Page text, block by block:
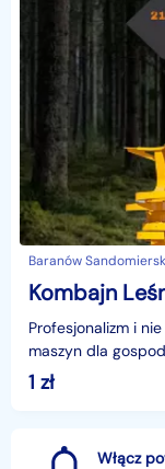
Baranów
Kombajn
Profesjonalizm i
maszyn dla
Ścinkowi /
1 zł
Włącz